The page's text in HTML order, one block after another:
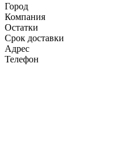
Город
Компания
Остатки
Срок доставки
Адрес
Телефон